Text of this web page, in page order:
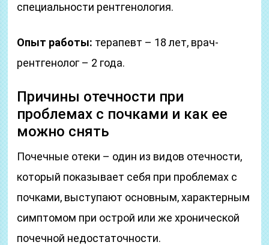
специальности рентгенология.
Опыт работы: терапевт – 18 лет, врач-
рентгенолог – 2 года.
Причины отечности при
проблемах с почками и как ее
можно снять
Почечные отеки – один из видов отечности,
который показывает себя при проблемах с
почками, выступают основным, характерным
симптомом при острой или же хронической
почечной недостаточности.